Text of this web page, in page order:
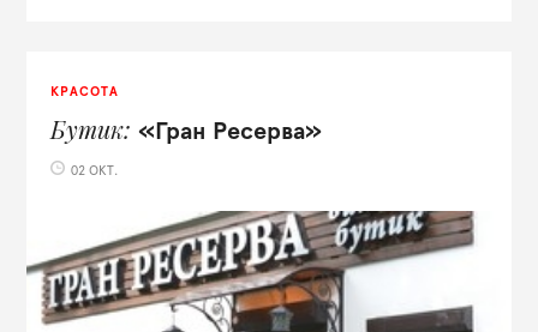
КРАСОТА
Бутик «Гран Ресерва»
02 ОКТ.